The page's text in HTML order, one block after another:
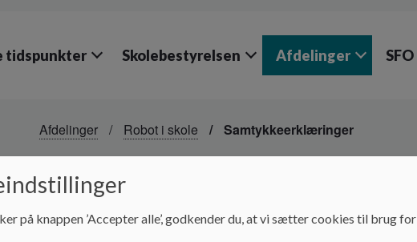
tidspunkter Skolebestyrelsen Afdelinger SFO
Afdelinger Robot i skole Samtykkeerklæringer
Samtykkeerklæringer
Se nedenstående dokumenter
på knappen ’Accepter alle’, godkender du, at vi sætter cookies til brug for